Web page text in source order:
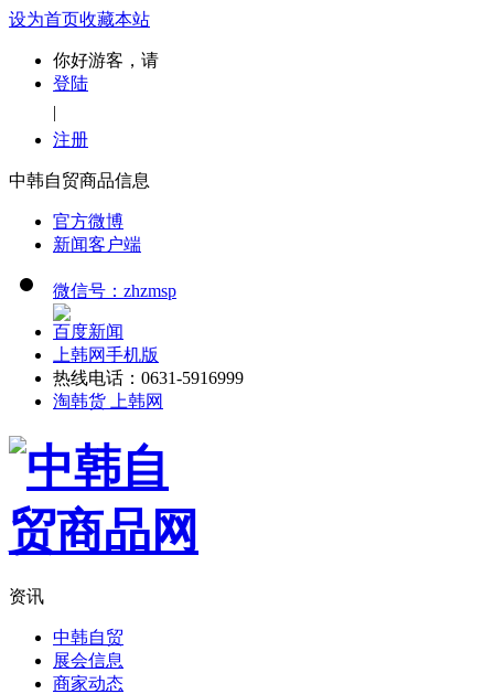
设为首页收藏本站
你好游客，请
登陆
|
注册
中韩自贸商品信息
官方微博
新闻客户端
微信号：zhzmsp
百度新闻
上韩网手机版
热线电话：0631-5916999
淘韩货 上韩网
资讯
中韩自贸
展会信息
商家动态